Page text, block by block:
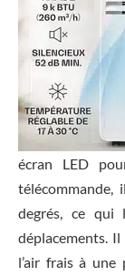
écran LED
degrés, ce qui
déplacements.
l’air frais à une